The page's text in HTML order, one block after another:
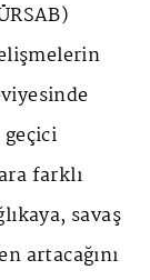
farklı
savaş
artacağını